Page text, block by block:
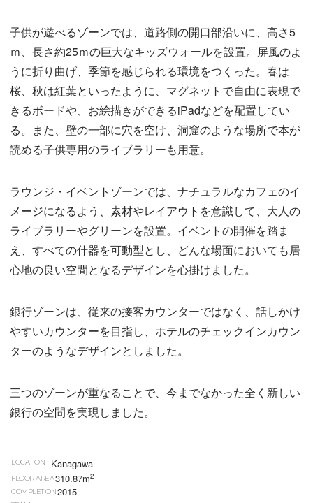
子供が遊べるゾーンでは、道路側の開口部沿いに、高さ5
ｍ、長さ約25ｍの巨大なキッズウォールを設置。屏風のよ
うに折り曲げ、季節を感じられる環境をつくった。春は
桜、秋は紅葉といったように、マグネットで自由に表現で
きるボードや、お絵描きができるiPadなどを配置してい
る。また、壁の一部に穴を空け、洞窟のような場所で本が
読める子供専用のライブラリーも用意。
ラウンジ・イベントゾーンでは、ナチュラルなカフェのイ
メージになるよう、素材やレイアウトを意識して、大人の
ライブラリーやグリーンを設置。イベントの開催を踏ま
え、すべての什器を可動型とし、どんな場面においても居
心地の良い空間となるデザインを心掛けました。
銀行ゾーンは、従来の接客カウンターではなく、話しかけ
やすいカウンターを目指し、ホテルのチェックインカウン
ターのようなデザインとしました。
三つのゾーンが重なることで、今までなかった全く新しい
銀行の空間を実現しました。
LOCATION Kanagawa
FLOOR AREA310.87m2
COMPLETION2015